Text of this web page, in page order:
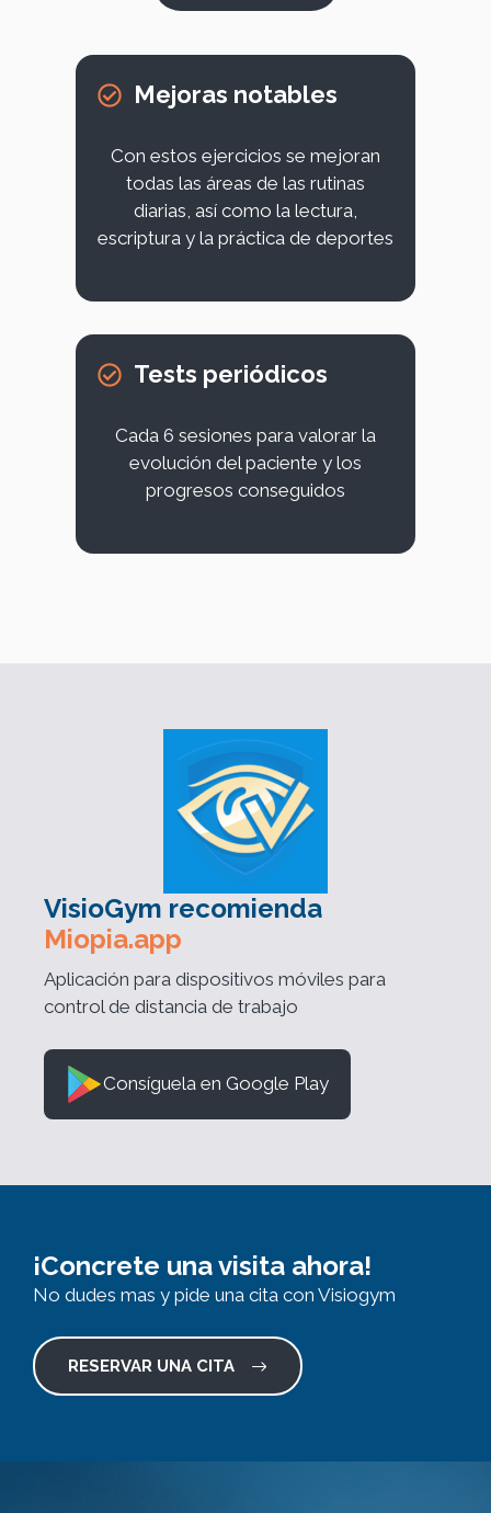
Mejoras notables
Con estos ejercicios se mejoran
todas las áreas de las rutinas
diarias, así como la lectura,
escriptura y la práctica de deportes
Tests periódicos
Cada 6 sesiones para valorar la
evolución del paciente y los
progresos conseguidos
VisioGym recomienda
Miopia.app
Aplicación para dispositivos móviles para
control de distancia de trabajo
Consíguela en Google Play
¡Concrete una visita ahora!
No dudes mas y pide una cita con Visiogym
RESERVAR UNA CITA